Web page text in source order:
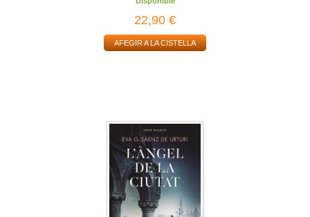
22,90 €
AFEGIR A LA CISTELLA